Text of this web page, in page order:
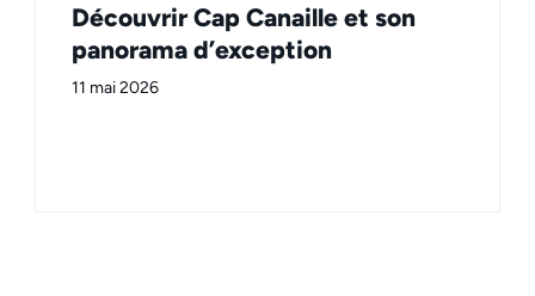
Découvrir Cap Canaille et son
panorama d’exception
11 mai 2026